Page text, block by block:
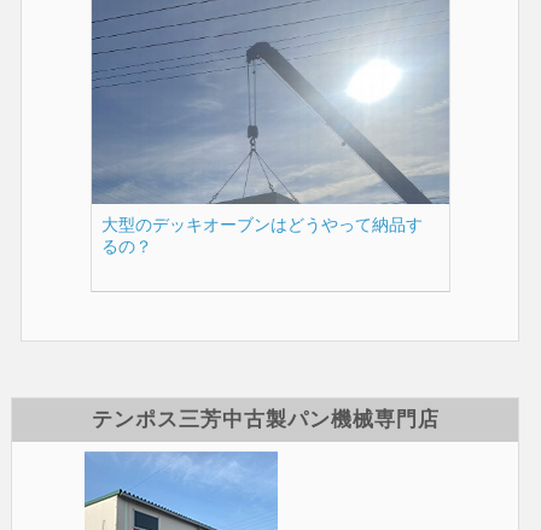
大型のデッキオーブンはどうやって納品す
るの？
テンポス三芳中古製パン機械専門店